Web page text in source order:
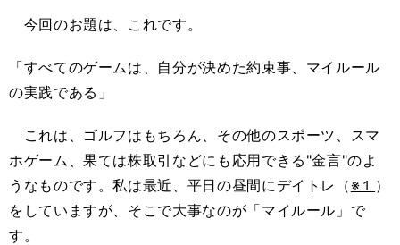
今回のお題は、これです。
「すべてのゲームは、自分が決めた約束事、マイルール
の実践である」
これは、ゴルフはもちろん、その他のスポーツ、スマ
ホゲーム、果ては株取引などにも応用できる"金言"のよ
うなものです。私は最近、平日の昼間にデイトレ（※１ ）
をしていますが、そこで大事なのが「マイルール」で
す。